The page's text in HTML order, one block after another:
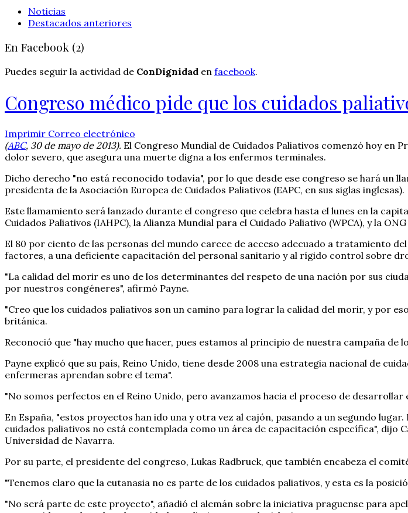
Noticias
Destacados anteriores
En Facebook (2)
Puedes seguir la actividad de ConDignidad en facebook.
Congreso médico pide que los cuidados
Imprimir Correo electrónico
(ABC, 30 de mayo de 2013). El Congreso Mundial de Cuidados Paliativos comenzó hoy
dolor severo, que asegura una muerte digna a los enfermos terminales.
Dicho derecho "no está reconocido todavía", por lo que desde ese congreso se hará un
presidenta de la Asociación Europea de Cuidados Paliativos (EAPC, en sus siglas inglesas).
Este llamamiento será lanzado durante el congreso que celebra hasta el lunes en la
Cuidados Paliativos (IAHPC), la Alianza Mundial para el Cuidado Paliativo (WPCA), y la
El 80 por ciento de las personas del mundo carece de acceso adecuado a tratamiento
factores, a una deficiente capacitación del personal sanitario y al rígido control sobre
"La calidad del morir es uno de los determinantes del respeto de una nación por sus
por nuestros congéneres", afirmó Payne.
"Creo que los cuidados paliativos son un camino para lograr la calidad del morir, y por
británica.
Reconoció que "hay mucho que hacer, pues estamos al principio de nuestra campaña de
Payne explicó que su país, Reino Unido, tiene desde 2008 una estrategia nacional de
enfermeras aprendan sobre el tema".
"No somos perfectos en el Reino Unido, pero avanzamos hacia el proceso de
En España, "estos proyectos han ido una y otra vez al cajón, pasando a un segundo
cuidados paliativos no está contemplada como un área de capacitación específica", dijo
Universidad de Navarra.
Por su parte, el presidente del congreso, Lukas Radbruck, que también encabeza el
"Tenemos claro que la eutanasia no es parte de los cuidados paliativos, y esta es la
"No será parte de este proyecto", añadió el alemán sobre la iniciativa praguense para